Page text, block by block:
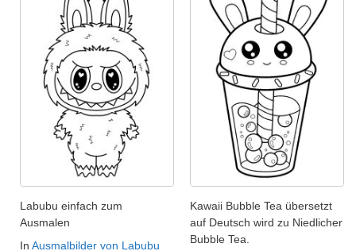
Labubu einfach zum
Ausmalen
In Ausmalbilder von Labubu
Kawaii Bubble Tea übersetzt
auf Deutsch wird zu Niedlicher
Bubble Tea.